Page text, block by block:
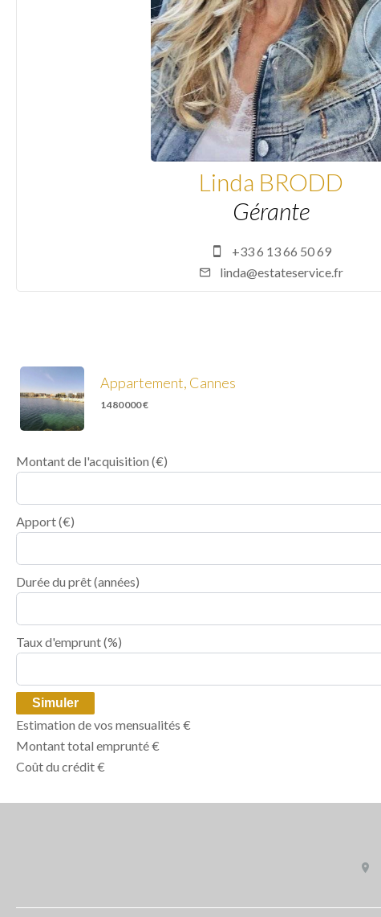
Linda BRODD
Gérante
+33 6 13 66 50 69
linda@estateservice.fr
Appartement, Cannes
1 480 000 €
Montant de l'acquisition (€)
Apport(€)
Durée du prêt(années)
Taux d'emprunt(%)
Simuler
Estimation de vos mensualités €
Montant total emprunté€
Coût du crédit€